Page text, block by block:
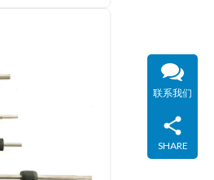
联系我们
SHARE